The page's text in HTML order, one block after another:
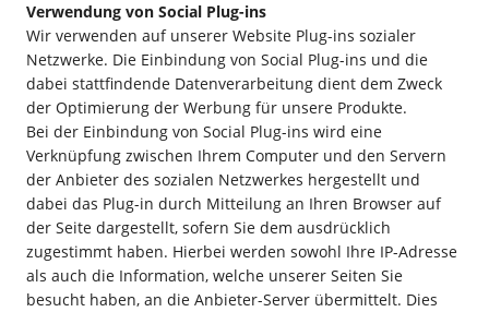
Verwendung von Social Plug-ins
Wir verwenden auf unserer Website Plug-ins sozialer
Netzwerke. Die Einbindung von Social Plug-ins und die
dabei stattfindende Datenverarbeitung dient dem Zweck
der Optimierung der Werbung für unsere Produkte.
Bei der Einbindung von Social Plug-ins wird eine
Verknüpfung zwischen Ihrem Computer und den Servern
der Anbieter des sozialen Netzwerkes hergestellt und
dabei das Plug-in durch Mitteilung an Ihren Browser auf
der Seite dargestellt, sofern Sie dem ausdrücklich
zugestimmt haben. Hierbei werden sowohl Ihre IP-Adresse
als auch die Information, welche unserer Seiten Sie
besucht haben, an die Anbieter-Server übermittelt. Dies